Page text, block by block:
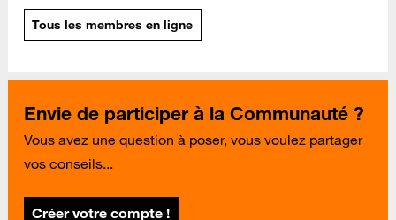
Tous les membres en ligne
Envie de participer à la Communauté ?
Vous avez une question à poser, vous voulez partager
vos conseils...
Créer votre compte !